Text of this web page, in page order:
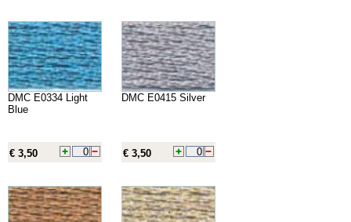
DMC E0334 Light
Blue
€ 3,50
DMC E0415 Silver
€ 3,50